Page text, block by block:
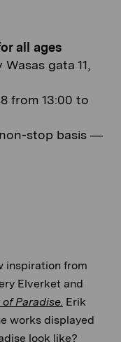
all ages
gata 11,
from 13:00 to
stop basis —
inspiration from
Elverket and
Paradise. Erik
works displayed
look like?